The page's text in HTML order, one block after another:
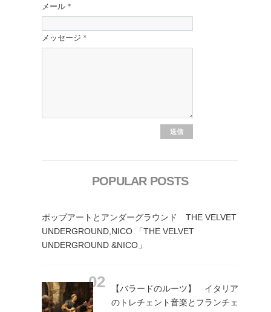
メール *
メッセージ *
POPULAR POSTS
ポップアートとアンダーグラウンド THE VELVET
UNDERGROUND,NICO 「THE VELVET
UNDERGROUND &NICO」
【バラードのルーツ】 イタリア
のトレチェント音楽とフランチェ